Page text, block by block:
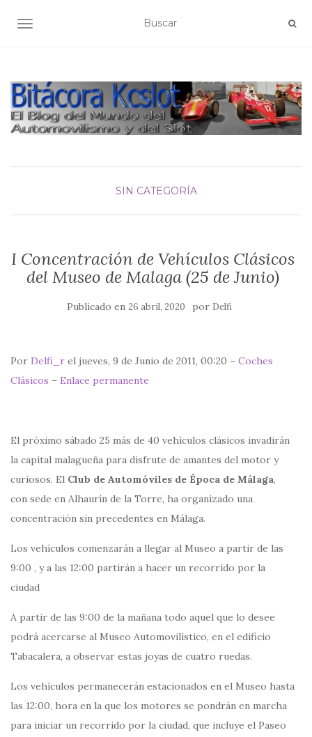
ALTERNAR NAVEGACIÓN
SIN CATEGORÍA
I Concentración de Vehículos Clásicos
del Museo de Malaga (25 de Junio)
Publicado en 26 abril, 2020 por Delfi
Por Delfi_r el jueves, 9 de Junio de 2011, 00:20 – Coches
Clásicos – Enlace permanente
El próximo sábado 25 más de 40 vehículos clásicos invadirán
la capital malagueña para disfrute de amantes del motor y
curiosos. El Club de Automóviles de Época de Málaga,
con sede en Alhaurín de la Torre, ha organizado una
concentración sin precedentes en Málaga.
Los vehículos comenzarán a llegar al Museo a partir de las
9:00 , y a las 12:00 partirán a hacer un recorrido por la
ciudad
A partir de las 9:00 de la mañana todo aquel que lo desee
podrá acercarse al Museo Automovilístico, en el edificio
Tabacalera, a observar estas joyas de cuatro ruedas.
Los vehículos permanecerán estacionados en el Museo hasta
las 12:00, hora en la que los motores se pondrán en marcha
para iniciar un recorrido por la ciudad, que incluye el Paseo